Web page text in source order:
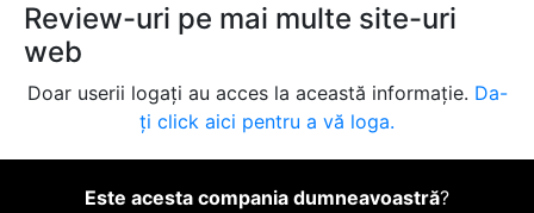
Review-uri pe mai multe site-uri
web
Doar userii logați au acces la această informație. Da-
ți click aici pentru a vă loga.
Este acesta compania dumneavoastră?